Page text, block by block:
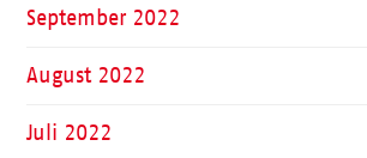
September 2022
August 2022
Juli 2022